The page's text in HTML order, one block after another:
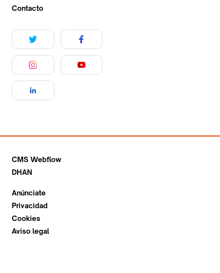
Contacto
CMS Webflow
DHAN
Anúnciate
Privacidad
Cookies
Aviso legal